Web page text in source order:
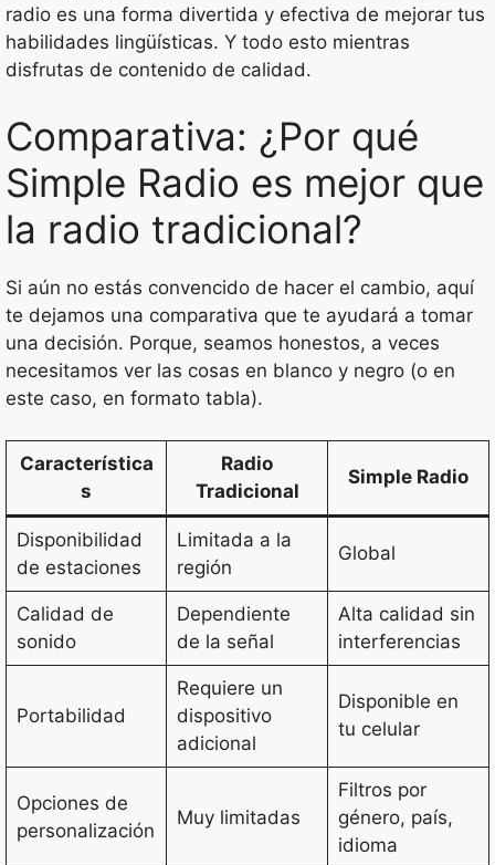
radio es una forma divertida y efectiva de mejorar tus
habilidades lingüísticas. Y todo esto mientras
disfrutas de contenido de calidad.
Comparativa: ¿Por qué
Simple Radio es mejor que
la radio tradicional?
Si aún no estás convencido de hacer el cambio, aquí
te dejamos una comparativa que te ayudará a tomar
una decisión. Porque, seamos honestos, a veces
necesitamos ver las cosas en blanco y negro (o en
este caso, en formato tabla).
Característica
s
Radio
Tradicional
Simple Radio
Disponibilidad
de estaciones
Limitada a la
región
Global
Calidad de
sonido
Dependiente
de la señal
Alta calidad sin
interferencias
Portabilidad
Requiere un
dispositivo
adicional
Disponible en
tu celular
Opciones de
personalización
Muy limitadas
Filtros por
género, país,
idioma